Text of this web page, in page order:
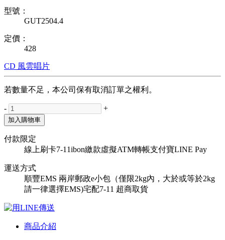
型號：
GUT2504.4
定價：
428
CD 風雲唱片
若數量不足，本公司保有取消訂單之權利。
- +
加入購物車
付款限定
線上刷卡7-11ibon繳款虛擬ATM轉帳支付寶LINE Pay
運送方式
順豐EMS 兩岸郵政e小包（僅限2kg內，大於或等於2kg
請一律選擇EMS)宅配7-11 超商取貨
商品介紹